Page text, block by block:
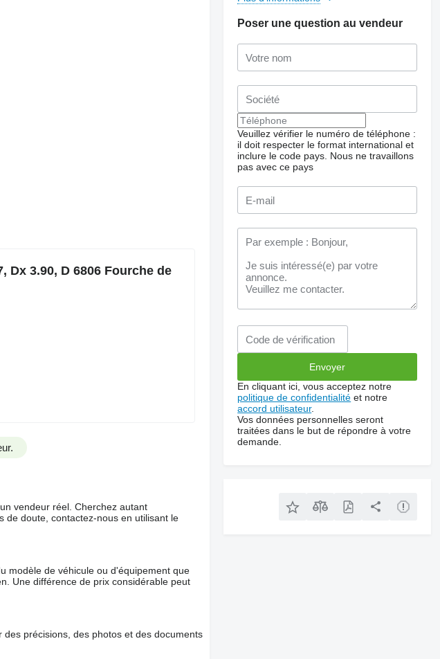
Demander plus de
photos
3.90, D 6806 Fourche de
vendeur réel. Cherchez autant
de doute, contactez-nous en utilisant le
modèle de véhicule ou d'équipement que
Une différence de prix considérable peut
précisions, des photos et des documents
Poser une question au vendeur
Veuillez vérifier le numéro de téléphone :
il doit respecter le format international et
inclure le code pays. Nous ne travaillons
pas avec ce pays
En cliquant ici, vous acceptez notre
politique de confidentialité et notre
accord utilisateur.
Vos données personnelles seront
traitées dans le but de répondre à votre
demande.